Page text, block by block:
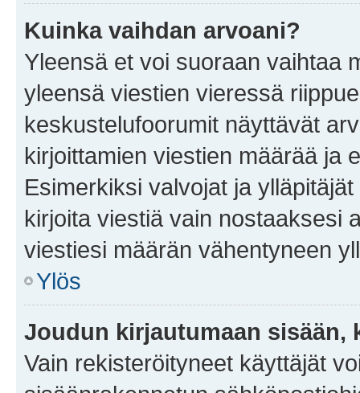
Kuinka vaihdan arvoani?
Yleensä et voi suoraan vaihtaa
yleensä viestien vieressä
keskustelufoorumit näyttävät
kirjoittamien viestien määrää ja
Esimerkiksi valvojat ja
kirjoita viestiä vain nostaaksesi
viestiesi määrän vähentyneen
Ylös
Joudun kirjautumaan sisään,
Vain rekisteröityneet käyttäjät